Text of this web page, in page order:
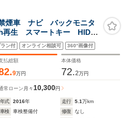
煙車 ナビ バックモニタ
生 スマートキー HIDヘ
アイドリングストップ
納ミラー
ン付 オンライン相談可 360°画像付
払総額
9万円
本体価格
72.2万円
常ローン 月々 10,300円
年式 2016年 走行 5.1万km
車検
車検整備付 修復
なし